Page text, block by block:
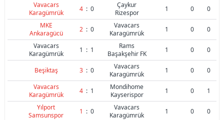
Vavacars
Karagümrük
4 : 0
Çaykur
Rizespor
1 0
0
MKE
Ankaragücü
2 : 0
Vavacars
Karagümrük
1 0
0
Vavacars
Karagümrük
1 : 1
Rams
Başakşehir FK
1 0 0
Beşiktaş 3 : 0
Vavacars
Karagümrük
1 0
0
Vavacars
Karagümrük
4 : 1
Mondihome
Kayserispor
1 0
1
Yılport
Samsunspor
1 : 0
Vavacars
Karagümrük
1 0
0